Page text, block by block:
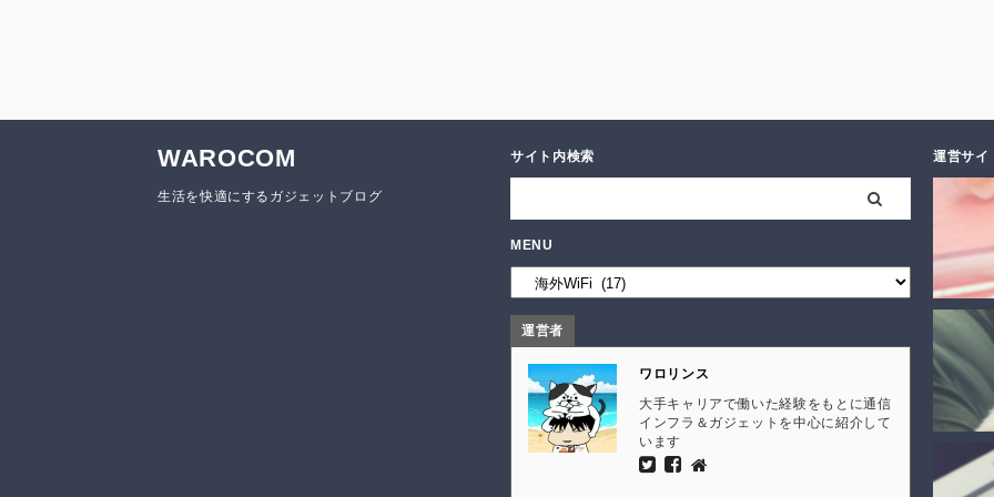
サイト内検索
MENU
運営者
ワロリンス
大手キャリアで働いた経験をもとに通信
インフラ＆ガジェットを中心に紹介して
います
運営サイ
WAROCOM
生活を快適にするガジェットブログ